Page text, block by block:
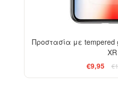
Προστασία με tempered
XR
€9,95